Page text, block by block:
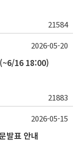
21584
16 18:00)
21883
2026-05-20
발표 안내
2026-05-15